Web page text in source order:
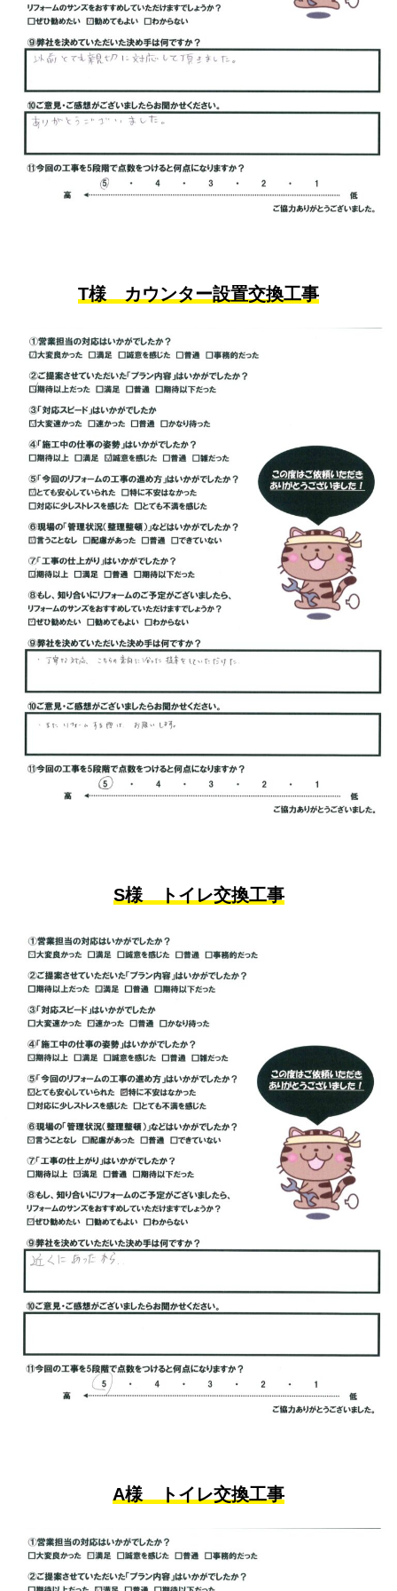
T様 カウンター設置交換工事
S様 トイレ交換工事
A様 トイレ交換工事